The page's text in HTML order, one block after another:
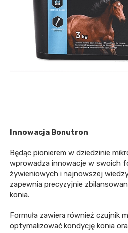
Innowacja Bonutron
Będąc pionierem w dziedzinie
wprowadza innowacje w swoich
żywieniowych i najnowszej
zapewnia precyzyjnie
konia.
Formuła zawiera również czujnik
optymalizować kondycję konia